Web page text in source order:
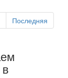
Последняя